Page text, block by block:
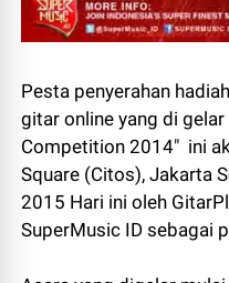
Pesta penyerahan
gitar online yang di
Competition 2014" ini
Square (Citos), Jakarta
2015 Hari ini oleh
SuperMusic ID sebagai